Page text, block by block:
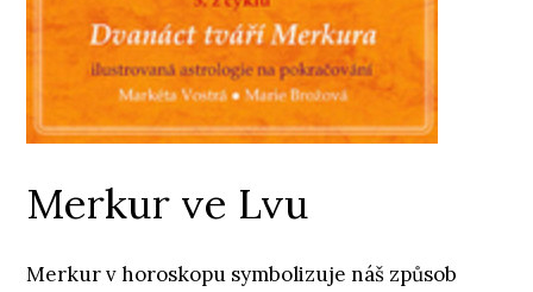
Merkur ve Lvu
Merkur v horoskopu symbolizuje náš způsob